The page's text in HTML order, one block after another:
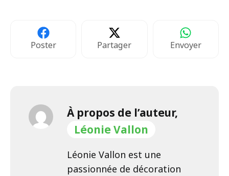
Poster Partager Envoyer
À propos de l’auteur,
Léonie Vallon
Léonie Vallon est une
passionnée de décoration